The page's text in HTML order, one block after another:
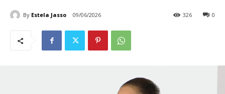
By Estela Jasso 09/06/2026 0
326